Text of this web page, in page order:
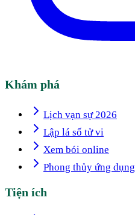
Khám phá
Lịch vạn sự 2026
Lập lá số tử vi
Xem bói online
Phong thủy ứng dụng
Tiện ích